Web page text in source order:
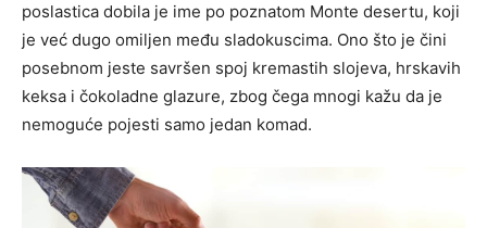
poslastica dobila je ime po poznatom Monte desertu, koji
je već dugo omiljen među sladokuscima. Ono što je čini
posebnom jeste savršen spoj kremastih slojeva, hrskavih
keksa i čokoladne glazure, zbog čega mnogi kažu da je
nemoguće pojesti samo jedan komad.